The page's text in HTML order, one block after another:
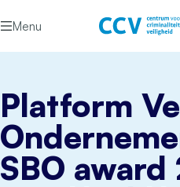
Menu
Platform
SBO